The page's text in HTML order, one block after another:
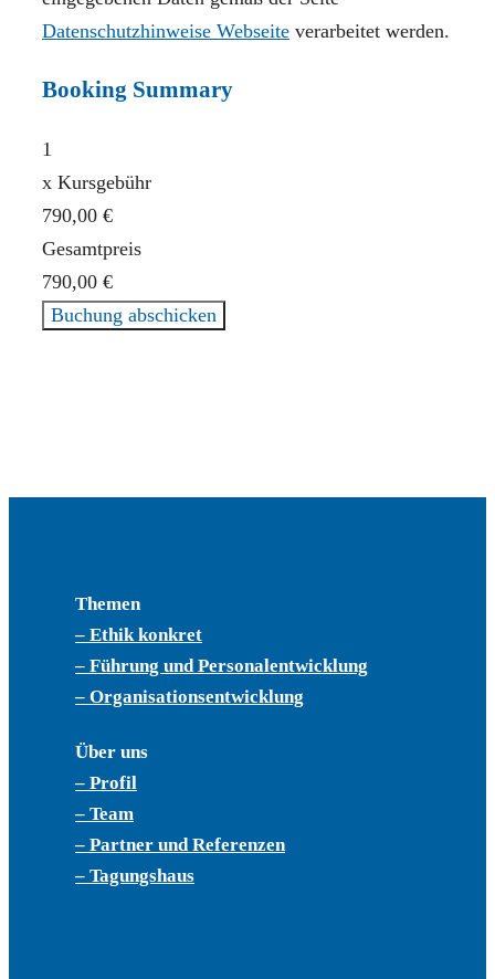
Datenschutzhinweise Webseite verarbeitet werden.
Booking Summary
1
x Kursgebühr
790,00 €
Gesamtpreis
790,00 €
Themen
– Ethik konkret
– Führung und Personalentwicklung
– Organisationsentwicklung
Über uns
– Profil
– Team
– Partner und Referenzen
– Tagungshaus